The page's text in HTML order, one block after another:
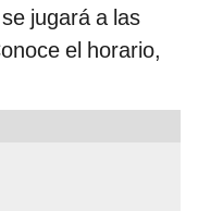
jugará a las
el horario,